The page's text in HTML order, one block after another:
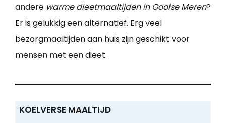
andere warme dieetmaaltijden in Gooise Meren?
Er is gelukkig een alternatief. Erg veel
bezorgmaaltijden aan huis zijn geschikt voor
mensen met een dieet.
KOELVERSE MAALTIJD